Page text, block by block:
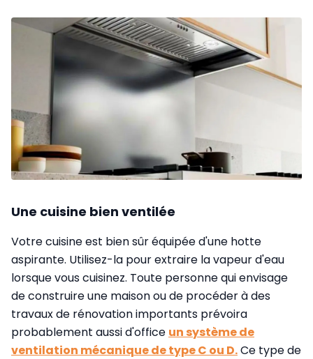
Une cuisine bien ventilée
Votre cuisine est bien sûr équipée d'une hotte
aspirante. Utilisez-la pour extraire la vapeur d'eau
lorsque vous cuisinez. Toute personne qui envisage
de construire une maison ou de procéder à des
travaux de rénovation importants prévoira
probablement aussi d'office un système de
ventilation mécanique de type C ou D.Ce type de